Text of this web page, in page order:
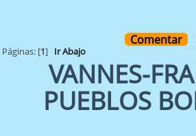
Comentar
Páginas: [1] Ir Abajo
VANNES-
PUEBLOS